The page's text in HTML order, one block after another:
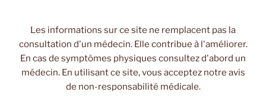
Les informations sur ce site ne remplacent pas la
consultation d'un médecin. Elle contribue à l'améliorer.
En cas de symptômes physiques consultez d'abord un
médecin. En utilisant ce site, vous acceptez notre avis
de non-responsabilité médicale.